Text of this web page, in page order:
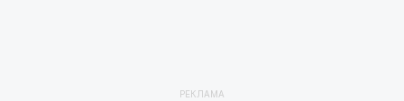
РЕКЛАМА